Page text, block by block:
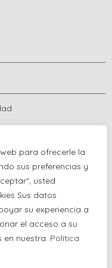
para ofrecerle la
sus preferencias y
usted
Sus datos
su experiencia a
el acceso a su
nuestra. Política
Florida 33137
by CVGroup.co